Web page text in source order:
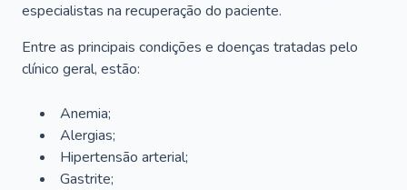
especialistas na recuperação do paciente.
Entre as principais condições e doenças tratadas pelo
clínico geral, estão:
Anemia;
Alergias;
Hipertensão arterial;
Gastrite;